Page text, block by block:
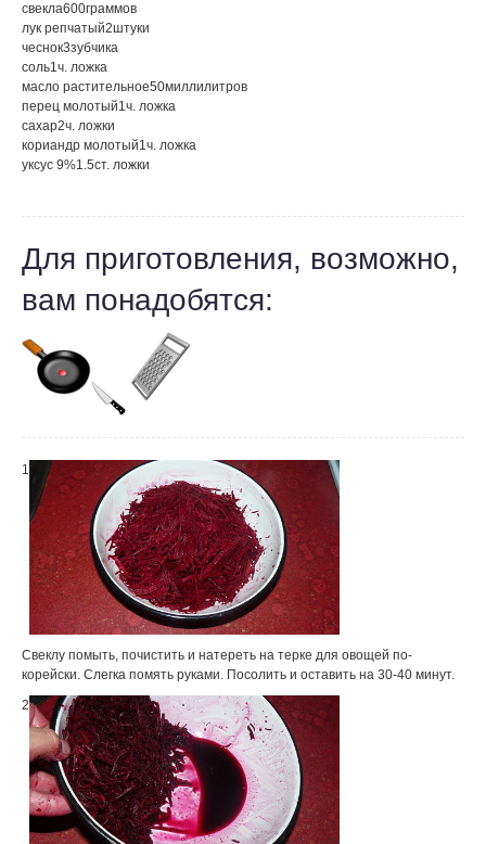
свекла600граммов
лук репчатый2штуки
чеснок3зубчика
соль1ч. ложка
масло растительное50миллилитров
перец молотый1ч. ложка
сахар2ч. ложки
кориандр молотый1ч. ложка
уксус 9%1.5ст. ложки
Для приготовления, возможно,
вам понадобятся:
1
Свеклу помыть, почистить и натереть на терке для овощей по-
корейски. Слегка помять руками. Посолить и оставить на 30-40 минут.
2